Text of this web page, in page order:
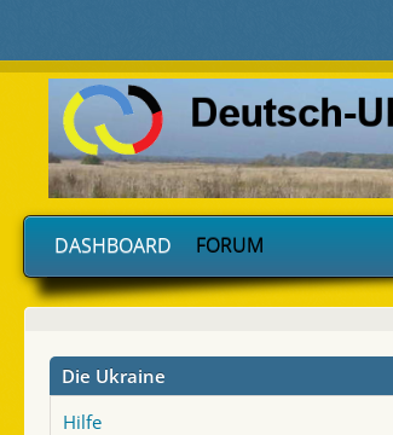
DASHBOARD FORUM
Die Ukraine
Hilfe